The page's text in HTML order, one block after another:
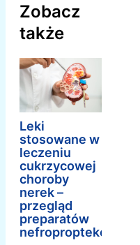
Zobacz
także
Leki
stosowane w
leczeniu
cukrzycowej
choroby
nerek –
przegląd
preparatów
nefroproptekcyjnych